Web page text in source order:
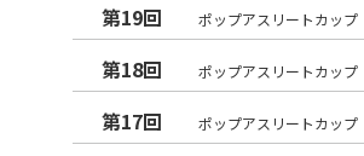
第19回 ポップアスリートカップ
第18回 ポップアスリートカップ
第17回 ポップアスリートカップ